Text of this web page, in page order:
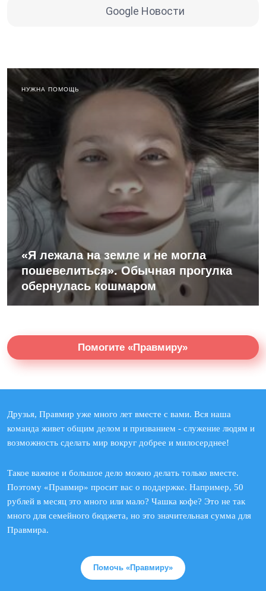
Google Новости
НУЖНА ПОМОЩЬ
«Я лежала на земле и не могла
пошевелиться». Обычная прогулка
обернулась кошмаром
Помогите «Правмиру»
Друзья, Правмир уже много лет вместе с вами. Вся наша
команда живет общим делом и призванием - служение людям и
возможность сделать мир вокруг добрее и милосерднее!
Такое важное и большое дело можно делать только вместе.
Поэтому «Правмир» просит вас о поддержке. Например, 50
рублей в месяц это много или мало? Чашка кофе? Это не так
много для семейного бюджета, но это значительная сумма для
Правмира.
Помочь «Правмиру»